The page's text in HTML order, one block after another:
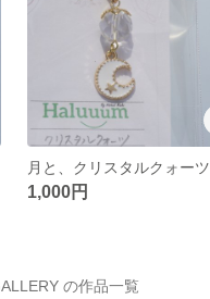
月と、クリスタルクォーツ
1,000円
の作品一覧